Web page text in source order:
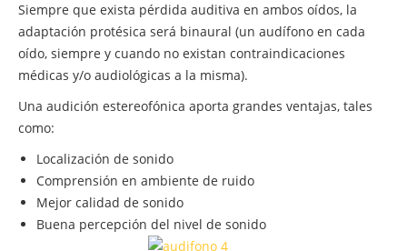
Siempre que exista pérdida auditiva en ambos oídos, la
adaptación protésica será binaural (un audífono en cada
oído, siempre y cuando no existan contraindicaciones
médicas y/o audiológicas a la misma).
Una audición estereofónica aporta grandes ventajas, tales
como:
Localización de sonido
Comprensión en ambiente de ruido
Mejor calidad de sonido
Buena percepción del nivel de sonido